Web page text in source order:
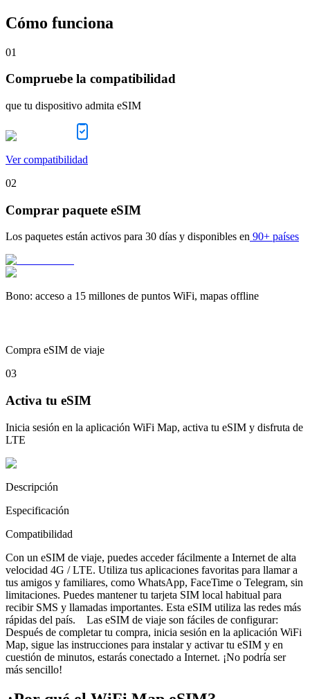
Cómo funciona
01
Compruebe la compatibilidad
que tu dispositivo admita eSIM
Ver compatibilidad
02
Comprar paquete eSIM
Los paquetes están activos para 30 días y disponibles en 90+ países
Bono: acceso a 15 millones de puntos WiFi, mapas offline
Compra eSIM de viaje
03
Activa tu eSIM
Inicia sesión en la aplicación WiFi Map, activa tu eSIM y disfruta de
LTE
Descripción
Especificación
Compatibilidad
Con un eSIM de viaje, puedes acceder fácilmente a Internet de alta
velocidad 4G / LTE. Utiliza tus aplicaciones favoritas para llamar a
tus amigos y familiares, como WhatsApp, FaceTime o Telegram, sin
limitaciones. Puedes mantener tu tarjeta SIM local habitual para
recibir SMS y llamadas importantes. Esta eSIM utiliza las redes más
rápidas del país. Las eSIM de viaje son fáciles de configurar:
Después de completar tu compra, inicia sesión en la aplicación WiFi
Map, sigue las instrucciones para instalar y activar tu eSIM y en
cuestión de minutos, estarás conectado a Internet. ¡No podría ser
más sencillo!